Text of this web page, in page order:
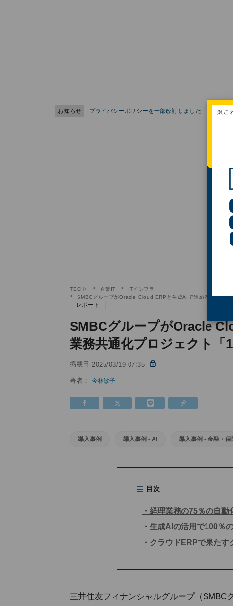
お知らせ プライバシーポリシーを一部改訂しました
TECH+ 企業IT
ITインフラ
SMBCグループがOracle Cloud ERPと生成AIで進める会計業務
レポート
SMBCグループがOracle
業務共通化プロジェクト「
掲載日 2025/03/19 07:35
著者：今林敏子
導入事例 導入事例 - AI 導入事例 - 金融・保
目次
経理業務の75％の自動
生成AIの活用で100％
クラウドERPで果たす
三井住友フィナンシャルグループ（SMBC